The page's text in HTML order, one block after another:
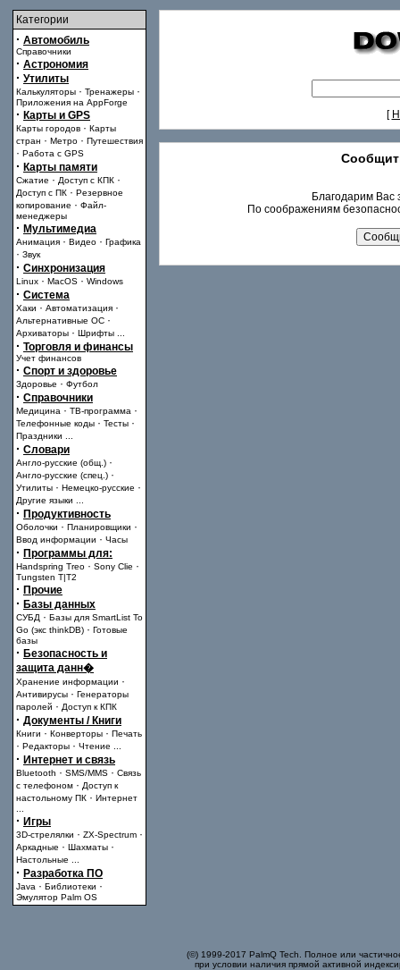
Категории
· Автомобиль
Справочники
· Астрономия
· Утилиты
Калькуляторы · Тренажеры ·
Приложения на AppForge
· Карты и GPS
Карты городов · Карты
стран · Метро · Путешествия
· Работа с GPS
· Карты памяти
Сжатие · Доступ с КПК ·
Доступ с ПК · Резервное
копирование · Файл-
менеджеры
· Мультимедиа
Анимация · Видео · Графика
· Звук
· Синхронизация
Linux · MacOS · Windows
· Система
Хаки · Автоматизация ·
Альтернативные ОС ·
Архиваторы · Шрифты
· Торговля и финансы
Учет финансов
· Спорт и здоровье
Здоровье · Футбол
· Справочники
Медицина · ТВ-программа ·
Телефонные коды · Тесты ·
Праздники
· Словари
Англо-русские (общ.) ·
Англо-русские (спец.) ·
Утилиты · Немецко-русские ·
Другие языки
· Продуктивность
Оболочки · Планировщики ·
Ввод информации · Часы
· Программы для:
Handspring Treo · Sony Clie ·
Tungsten T|T2
· Прочие
· Базы данных
СУБД · Базы для SmartList To
Go (экс thinkDB) · Готовые
базы
· Безопасность и
защита данн�
Хранение информации ·
Антивирусы · Генераторы
паролей · Доступ к КПК
· Документы / Книги
Книги · Конверторы · Печать
· Редакторы · Чтение
· Интернет и связь
Bluetooth · SMS/MMS · Связь
с телефоном · Доступ к
настольному ПК · Интернет
· Игры
3D-стрелялки · ZX-Spectrum ·
Аркадные · Шахматы ·
Настольные
· Разработка ПО
Java · Библиотеки ·
Эмулятор Palm OS
[
Благодарим Вас
По соображениям
(©) 1999-2017 PalmQ Tech. Полное или
при условии наличия прямой активной